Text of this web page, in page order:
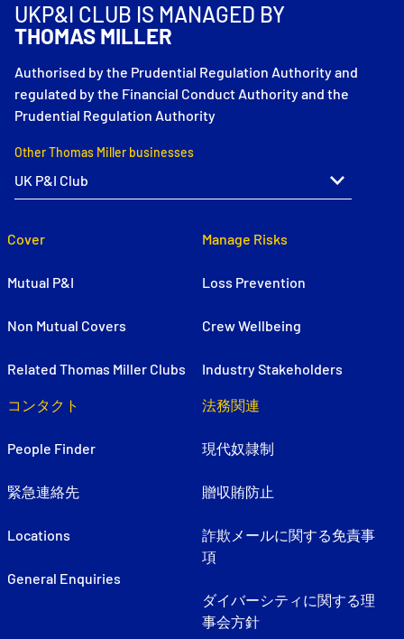
UKP&I CLUB IS MANAGED BY
THOMAS MILLER
Authorised by the Prudential Regulation Authority and
regulated by the Financial Conduct Authority and the
Prudential Regulation Authority
Other Thomas Miller businesses
Cover
Mutual P&I
Non Mutual Covers
Related Thomas Miller Clubs
Manage Risks
Loss Prevention
Crew Wellbeing
Industry Stakeholders
コンタクト
People Finder
緊急連絡先
Locations
General Enquiries
法務関連
現代奴隷制
贈収賄防止
詐欺メールに関する免責事
項
ダイバーシティに関する理
事会方針